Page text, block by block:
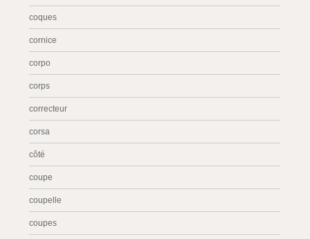
coques
cornice
corpo
corps
correcteur
corsa
côté
coupe
coupelle
coupes